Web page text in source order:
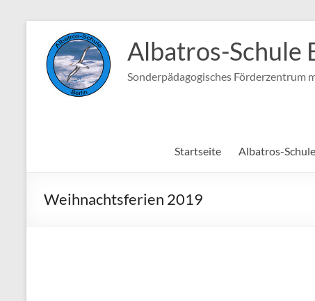
Inhalt
springen
Albatros-Schule
Sonderpädagogisches Förderzentrum
Startseite Albatros-Schule
Weihnachtsferien 2019